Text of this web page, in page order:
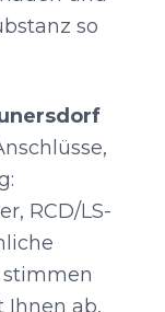
so
RCD/LS-
stimmen
Ihnen ab,